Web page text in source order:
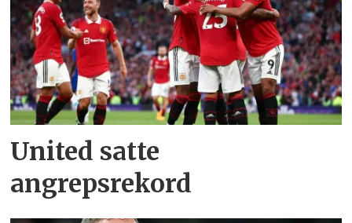
United satte
angrepsrekord